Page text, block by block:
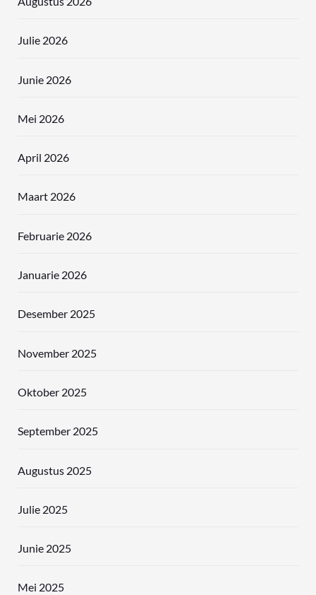
Julie 2026
Junie 2026
Mei 2026
April 2026
Maart 2026
Februarie 2026
Januarie 2026
Desember 2025
November 2025
Oktober 2025
September 2025
Augustus 2025
Julie 2025
Junie 2025
Mei 2025